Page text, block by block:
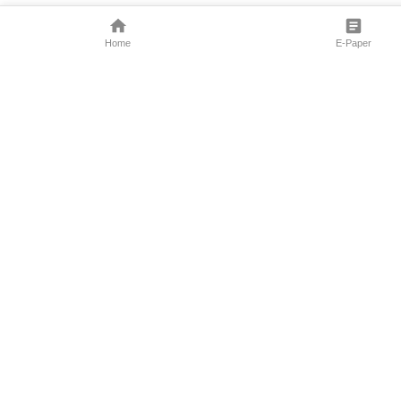
Home E-Paper